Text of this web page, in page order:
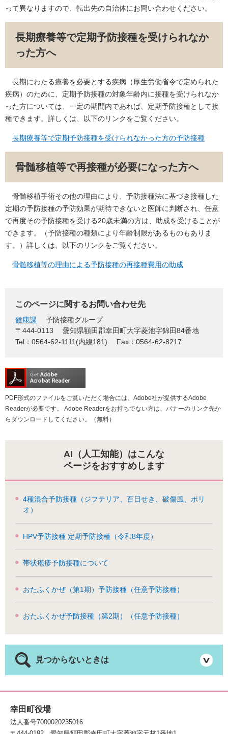
って異なりますので、転出先の自治体にお問い合わせください。
長期療養等で定期予防接種を受けられなか
った方へ
長期にわたる療養を必要とする疾病（厚生労働省令で定められた
疾病）のために、定期予防接種の対象年齢内に接種を受けられなか
った方については、一定の期間内であれば、定期予防接種として接
種できます。詳しくは、以下のリンクをご覧ください。
長期療養等で定期予防接種を受けられなかった方の予防接種
骨髄移植等で再接種が必要になった方へ
骨髄移植手術その他の理由により、予防接種法に基づき接種した
定期の予防接種の予防効果が期待できないと医師に判断され、任意
で再度その予防接種を受ける20歳未満の方は、助成を受けることが
できます。（予防接種の種類により年齢制限があるものもありま
す。）詳しくは、以下のリンクをご覧ください。
骨髄移植等の理由による予防接種の再接種費用の助成
このページに関するお問い合わせ先
健康課
予防接種グループ
〒444-0113
愛知県額田郡幸田町大字菱池字錦田84番地
Tel：0564-62-1111(内線181)
Fax：0564-62-8217
PDF形式のファイルをご覧いただく場合には、Adobe社が提供するAdobe
Readerが必要です。
Adobe Readerをお持ちでない方は、バナーのリンク先か
らダウンロードしてください。（無料）
AI（人工知能）はこんな
ページをおすすめします
4種混合予防接種（ジフテリア、百日せき、破傷風、ポリ
オ）
HPV予防接種 定期予防接種（令和8年度）
帯状疱疹予防接種について
おたふくかぜ（第1期）予防接種（任意予防接種）
おたふくかぜ予防接種（第2期）（任意予防接種）
見つからないときは
幸田町役場
法人番号7000020235016